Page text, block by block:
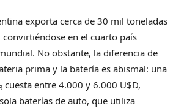
exporta cerca de 30 mil toneladas
convirtiéndose en el cuarto país
No obstante, la diferencia de
prima y la batería es abismal: una
cuesta entre 4.000 y 6.000 U$D,
baterías de auto, que utiliza